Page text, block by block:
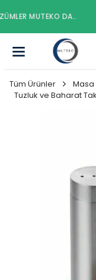
Tüm Ürünler
Masa
Tuzluk ve Baharat